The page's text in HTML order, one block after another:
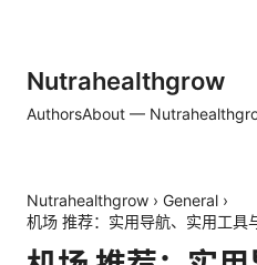
Nutrahealthgrow
AuthorsAbout —
Nutrahealthgrow › General ›
机场 推荐：实用导航、实用工具